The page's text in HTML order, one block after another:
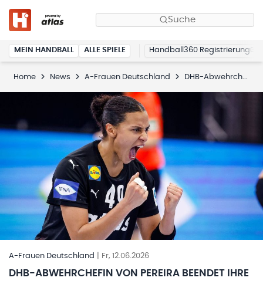
Suche
MEIN HANDBALL ALLE SPIELE Handball360 Registrierung
Home News A-Frauen Deutschland DHB-Abwehrchefin von Pereira beendet ihre Karriere
A-Frauen Deutschland Fr, 12.06.2026
DHB-ABWEHRCHEFIN VON PEREIRA BEENDET IHRE